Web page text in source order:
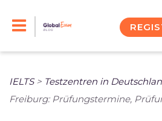
IELTS> Testzentren in
Freiburg: Prüfungstermine,